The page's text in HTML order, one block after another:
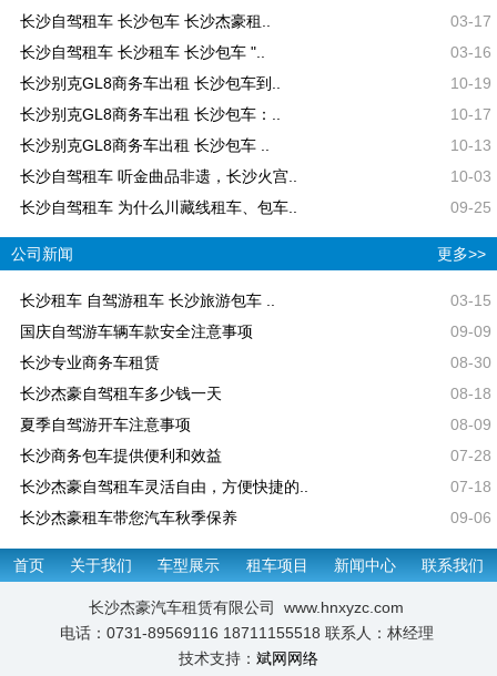
长沙自驾租车 长沙包车 长沙杰豪租..
03-17
长沙自驾租车 长沙租车 长沙包车 "..
03-16
长沙别克GL8商务车出租 长沙包车到..
10-19
长沙别克GL8商务车出租 长沙包车：..
10-17
长沙别克GL8商务车出租 长沙包车 ..
10-13
长沙自驾租车 听金曲品非遗，长沙火宫..
10-03
长沙自驾租车 为什么川藏线租车、包车..
09-25
公司新闻 更多>>
长沙租车 自驾游租车 长沙旅游包车 ..
03-15
国庆自驾游车辆车款安全注意事项
09-09
长沙专业商务车租赁
08-30
长沙杰豪自驾租车多少钱一天
08-18
夏季自驾游开车注意事项
08-09
长沙商务包车提供便利和效益
07-28
长沙杰豪自驾租车灵活自由，方便快捷的..
07-18
长沙杰豪租车带您汽车秋季保养
09-06
首页 关于我们 车型展示 租车项目 新闻中心 联系我们
长沙杰豪汽车租赁有限公司 www.hnxyzc.com
电话：0731-89569116 18711155518 联系人：林经理
技术支持： 斌网网络